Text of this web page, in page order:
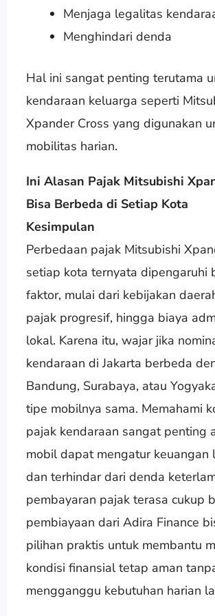
Menjaga legalitas
Menghindari denda
Hal ini sangat penting terutama
kendaraan keluarga seperti
Xpander Cross yang digunakan
mobilitas harian.
Ini Alasan Pajak Mitsubishi
Bisa Berbeda di Setiap Kota
Kesimpulan
Perbedaan pajak Mitsubishi
setiap kota ternyata dipengaruhi
faktor, mulai dari kebijakan
pajak progresif, hingga biaya
lokal. Karena itu, wajar jika
kendaraan di Jakarta berbeda
Bandung, Surabaya, atau
tipe mobilnya sama. Memahami
pajak kendaraan sangat penting
mobil dapat mengatur keuangan
dan terhindar dari denda
pembayaran pajak terasa cukup
pembiayaan dari Adira Finance
pilihan praktis untuk membantu
kondisi finansial tetap aman
mengganggu kebutuhan harian